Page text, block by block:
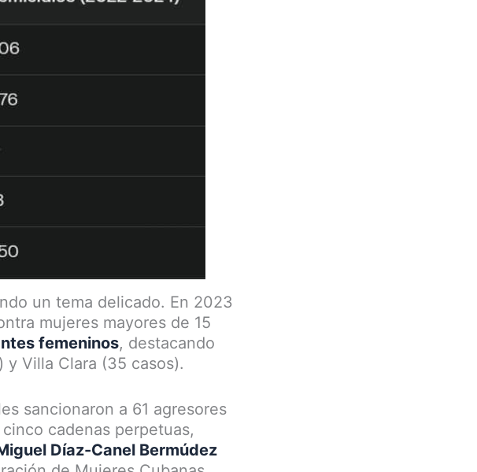
un tema delicado. En 2023
mujeres mayores de 15
femeninos, destacando
y Villa Clara (35 casos).
sancionaron a 61 agresores
cadenas perpetuas,
Díaz-Canel Bermúdez